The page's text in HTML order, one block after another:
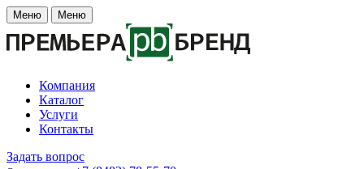
Меню Меню
Компания
Каталог
Услуги
Контакты
Задать вопрос